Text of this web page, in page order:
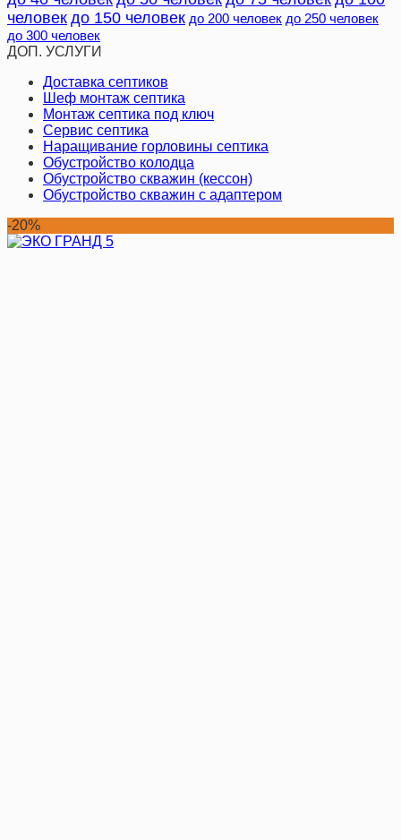
человек до 150 человек до 200 человек до 250 человек
до 300 человек
ДОП. УСЛУГИ
Доставка септиков
Шеф монтаж септика
Монтаж септика под ключ
Сервис септика
Наращивание горловины септика
Обустройство колодца
Обустройство скважин (кессон)
Обустройство скважин с адаптером
-20%